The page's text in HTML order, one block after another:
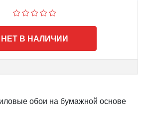
НЕТ В НАЛИЧИИ
обои на бумажной основе